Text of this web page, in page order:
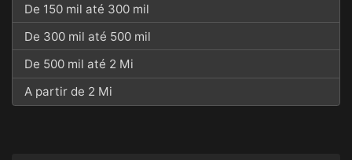
De 150 mil até 300 mil
De 300 mil até 500 mil
De 500 mil até 2 Mi
A partir de 2 Mi